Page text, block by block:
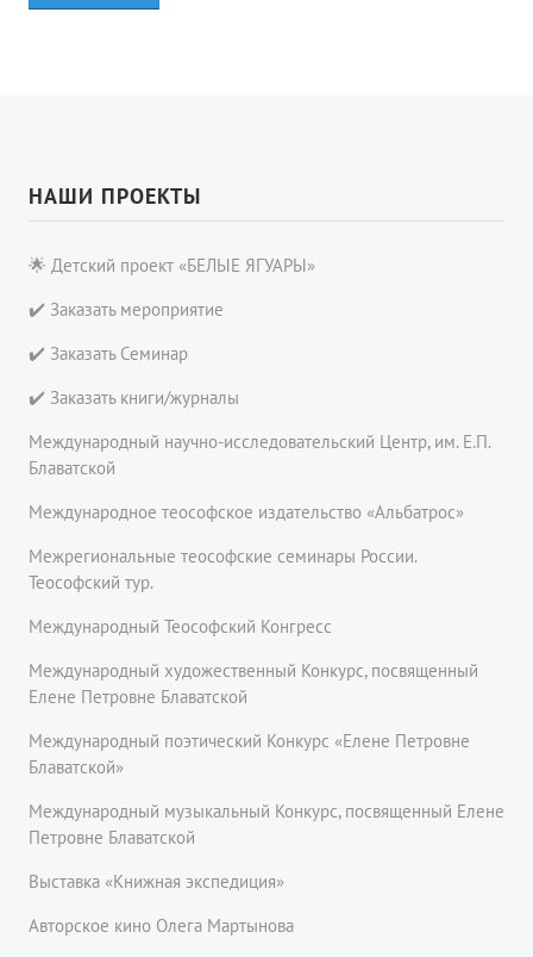
НАШИ ПРОЕКТЫ
🌟 Детский проект «БЕЛЫЕ ЯГУАРЫ»
✔️ Заказать мероприятие
✔️ Заказать Семинар
✔️ Заказать книги/журналы
Международный научно-исследовательский Центр, им. Е.П.
Блаватской
Международное теософское издательство «Альбатрос»
Межрегиональные теософские семинары России.
Теософский тур.
Международный Теософский Конгресс
Международный художественный Конкурс, посвященный
Елене Петровне Блаватской
Международный поэтический Конкурс «Елене Петровне
Блаватской»
Международный музыкальный Конкурс, посвященный Елене
Петровне Блаватской
Выставка «Книжная экспедиция»
Авторское кино Олега Мартынова